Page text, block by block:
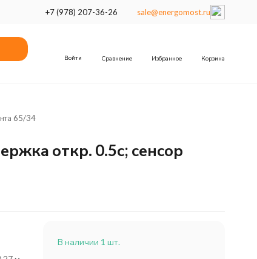
+7 (978) 207-36-26 sale@energomost.ru
Войти Сравнение Избранное Корзина
65/34
откр. 0.5с; сенсор
В наличии 1 шт.